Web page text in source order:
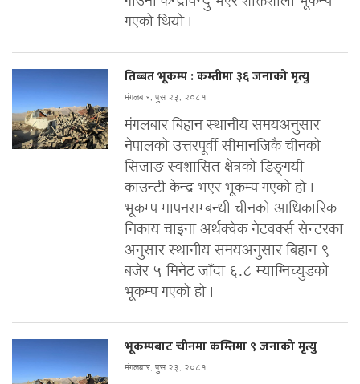
गएको थियो ।
तिब्बत भूकम्प : कम्तीमा ३६ जनाको मृत्यु
मंगलबार, पुस २३, २०८१
मंगलबार बिहान स्थानीय समयअनुसार
नेपालको उत्तरपूर्वी सीमानजिकै चीनको
सिजाङ स्वशासित क्षेत्रको डिङ्गयी
काउन्टी केन्द्र भएर भूकम्प गएको हो ।
भूकम्प मापनसम्बन्धी चीनको आधिकारिक
निकाय चाइना अर्थक्वेक नेटवर्क्स सेन्टरका
अनुसार स्थानीय समयअनुसार बिहान ९
बजेर ५ मिनेट जाँदा ६.८ म्याग्निच्युडको
भूकम्प गएको हो ।
भूकम्पबाट चीनमा कम्तिमा ९ जनाको मृत्यु
मंगलबार, पुस २३, २०८१